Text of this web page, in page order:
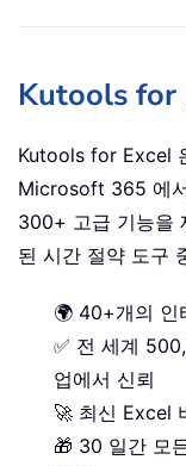
Kutools for
Kutools for Excel
Microsoft 365 에
300+ 고급 기능을
된 시간 절약 도구
🌍 40+개의 인
✅ 전 세계
업에서 신뢰
🚀 최신 Excel
🎁 30 일간 모